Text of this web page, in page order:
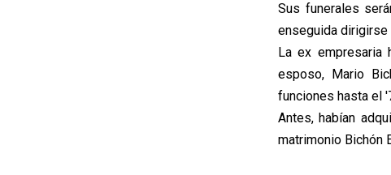
Sus funerales
enseguida dirigirse
La ex empresaria
esposo, Mario
funciones hasta el
Antes, habían
matrimonio Bichón